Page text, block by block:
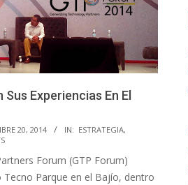
Experiencias En El
20, 2014 IN: ESTRATEGIA,
Forum (GTP Forum)
Parque en el Bajío, dentro